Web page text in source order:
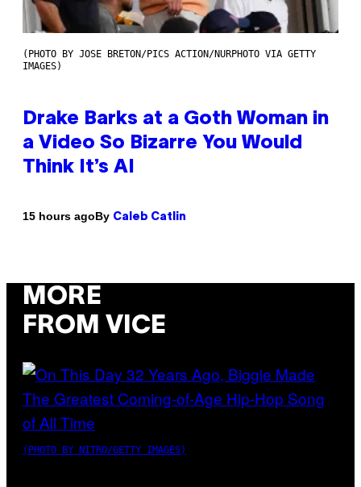
(PHOTO BY JOSE BRETON/PICS ACTION/NURPHOTO VIA GETTY
IMAGES)
Drake Barks at a Goth Woman in
a Video So Bizarre You Would
Think It’s AI
15 hours agoBy Caleb Catlin
MORE
FROM VICE
(PHOTO BY NITRO/GETTY IMAGES)